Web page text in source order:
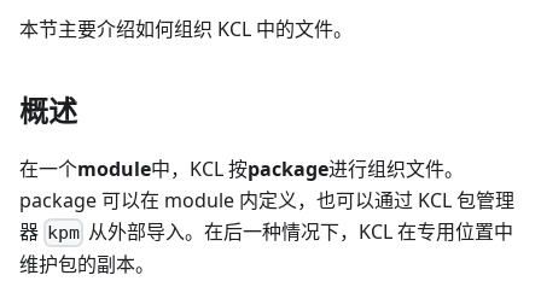
本节主要介绍如何组织 KCL 中的文件。
概述
在一个module中，KCL 按package进行组织文件。
package 可以在 module 内定义，也可以通过 KCL 包管理
器 kpm 从外部导入。在后一种情况下，KCL 在专用位置中
维护包的副本。